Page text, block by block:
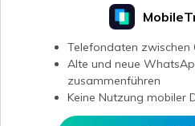
Telefondaten zwischen
Alte und neue
zusammenführen
Keine Nutzung mobiler